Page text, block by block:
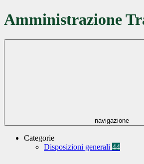
Amministrazione
navigazione
Categorie
Disposizioni generali 44